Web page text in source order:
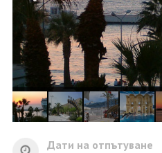
Дати на отпътуване